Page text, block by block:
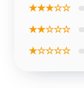
★★★☆☆
★★☆☆☆
★☆☆☆☆